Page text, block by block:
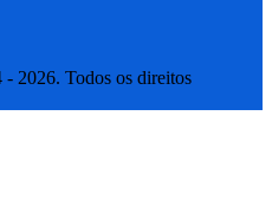
2026. Todos os direitos